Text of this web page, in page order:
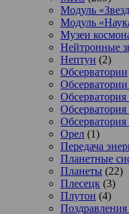
Модуль
Модуль
Музеи
Нейтронные
Нептун (2)
Обсерватории
Обсерватории
Обсерватория
Обсерватория
Орел (1)
Передача
Планетные
Планеты (22)
Плесецк (3)
Плутон (4)
Поздравления